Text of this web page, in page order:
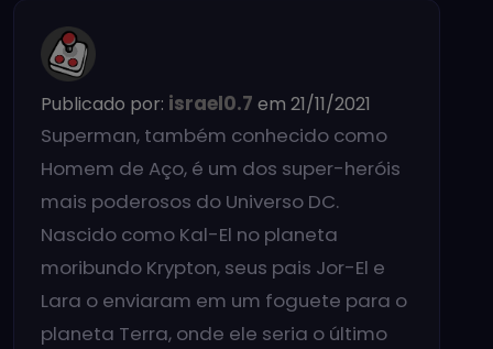
Publicado por: israel0.7 em 21/11/2021
Superman, também conhecido como
Homem de Aço, é um dos super-heróis
mais poderosos do Universo DC.
Nascido como Kal-El no planeta
moribundo Krypton, seus pais Jor-El e
Lara o enviaram em um foguete para o
planeta Terra, onde ele seria o último